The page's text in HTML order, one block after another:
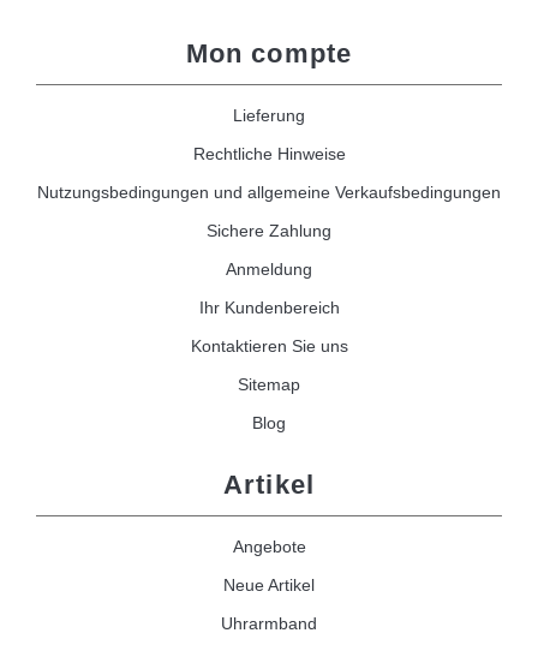
Mon compte
Lieferung
Rechtliche Hinweise
Nutzungsbedingungen und allgemeine Verkaufsbedingungen
Sichere Zahlung
Anmeldung
Ihr Kundenbereich
Kontaktieren Sie uns
Sitemap
Blog
Artikel
Angebote
Neue Artikel
Uhrarmband